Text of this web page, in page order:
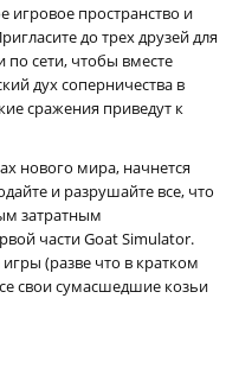
игровое пространство и
до трех друзей для
по сети, чтобы вместе
дух соперничества в
сражения приведут к
нового мира, начнется
и разрушайте все, что
затратным
части Goat Simulator.
(разве что в кратком
свои сумасшедшие козьи